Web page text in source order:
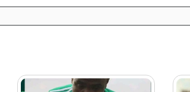
ف
ى